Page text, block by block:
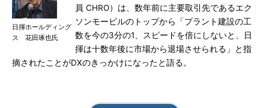
日揮ホールディング
ス 花田琢也氏
員 CHRO）は、数年前に主要取引先であるエク
ソンモービルのトップから「プラント建設の工
数を今の3分の1、スピードを倍にしないと、日
揮は十数年後に市場から退場させられる」と指
摘されたことがDXのきっかけになったと語る。